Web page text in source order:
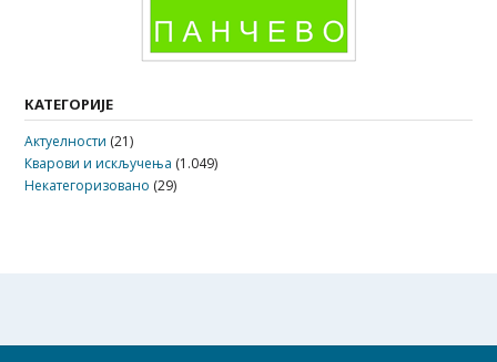
КАТЕГОРИЈЕ
Актуелности (21)
Кварови и искључења (1.049)
Некатегоризовано (29)